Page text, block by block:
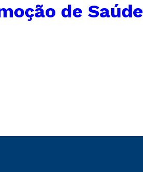
de Saúde